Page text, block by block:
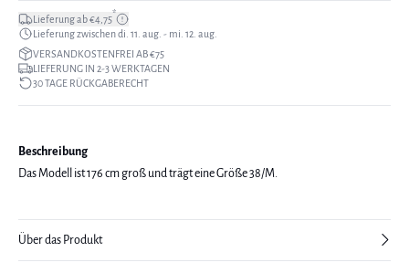
Lieferung ab €4,75*
Lieferung zwischen di. 11. aug. - mi. 12. aug.
VERSANDKOSTENFREI AB €75
LIEFERUNG IN 2-3 WERKTAGEN
30 TAGE RÜCKGABERECHT
Beschreibung
Das Modell ist 176 cm groß und trägt eine Größe 38/M.
Über das Produkt